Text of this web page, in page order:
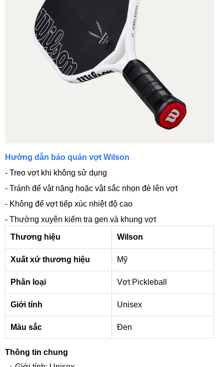
Hướng dẫn bảo quản vợt Wilson
- Treo vợt khi không sử dụng
- Tránh để vật nặng hoặc vật sắc nhọn đè lên vợt
- Không để vợt tiếp xúc nhiệt độ cao
- Thường xuyên kiểm tra gen và khung vợt
Thương hiệu Wilson
Xuất xứ thương hiệu Mỹ
Phân loại Vợt Pickleball
Giới tính Unisex
Màu sắc Đen
Thông tin chung